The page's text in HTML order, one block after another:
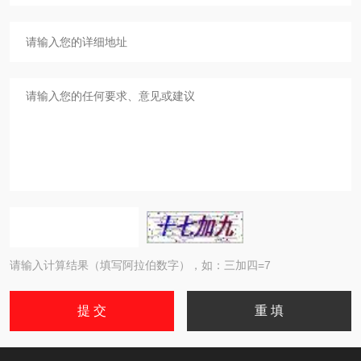
请输入计算结果（填写阿拉伯数字），如：三加四=7